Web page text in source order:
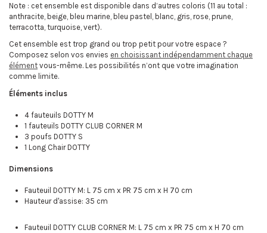
Note : cet ensemble est disponible dans d’autres coloris (11 au total :
anthracite, beige, bleu marine, bleu pastel, blanc, gris, rose, prune,
terracotta, turquoise, vert).
Cet ensemble est trop grand ou trop petit pour votre espace ?
Composez selon vos envies en choisissant indépendamment chaque
élément vous-même. Les possibilités n’ont que votre imagination
comme limite.
Éléments inclus
4 fauteuils DOTTY M
1 fauteuils DOTTY CLUB CORNER M
3 poufs DOTTY S
1 Long Chair DOTTY
Dimensions
Fauteuil DOTTY M: L 75 cm x PR 75 cm x H 70 cm
Hauteur d'assise: 35 cm
Fauteuil DOTTY CLUB CORNER M: L 75 cm x PR 75 cm x H 70 cm